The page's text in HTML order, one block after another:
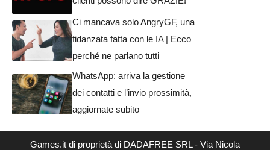
Ci mancava solo AngryGF, una
fidanzata fatta con le IA | Ecco
perché ne parlano tutti
WhatsApp: arriva la gestione
dei contatti e l’invio prossimità,
aggiornate subito
Games.it di proprietà di DADAFREE SRL - Via Nicola